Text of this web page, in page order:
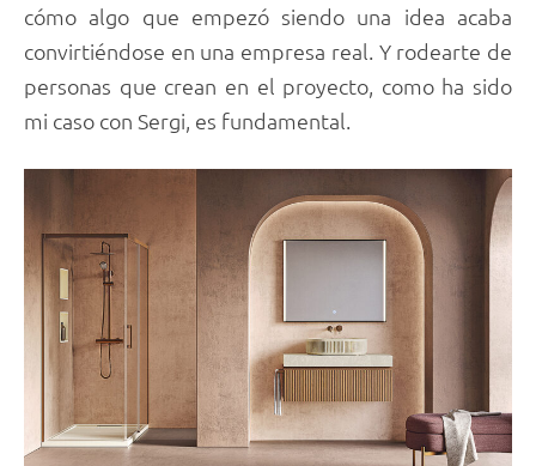
cómo algo que empezó siendo una idea acaba
convirtiéndose en una empresa real. Y rodearte de
personas que crean en el proyecto, como ha sido
mi caso con Sergi, es fundamental.